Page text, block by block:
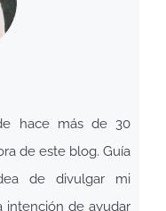
hace más de 30
de este blog. Guía
de divulgar mi
intención de ayudar